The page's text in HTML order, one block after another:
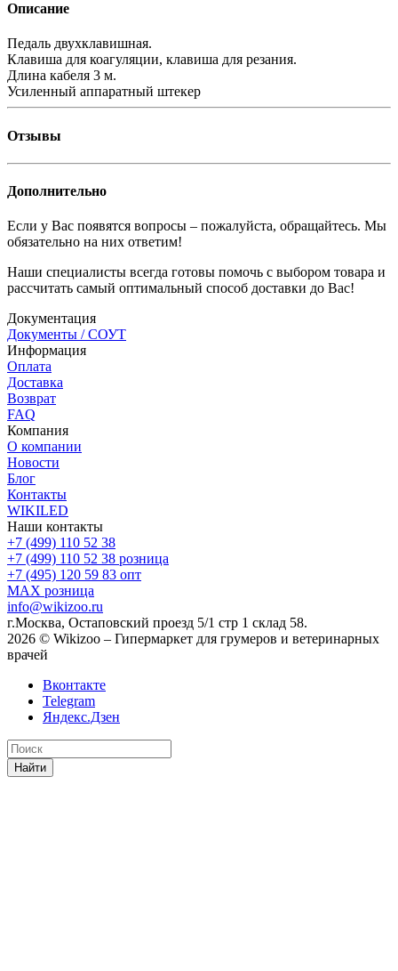
Описание
Педаль двухклавишная.
Клавиша для коагуляции, клавиша для резания.
Длина кабеля 3 м.
Усиленный аппаратный штекер
Отзывы
Дополнительно
Если у Вас появятся вопросы – пожалуйста, обращайтесь. Мы
обязательно на них ответим!
Наши специалисты всегда готовы помочь с выбором товара и
рассчитать самый оптимальный способ доставки до Вас!
Документация
Документы / СОУТ
Информация
Оплата
Доставка
Возврат
FAQ
Компания
О компании
Новости
Блог
Контакты
WIKILED
Наши контакты
+7 (499) 110 52 38
+7 (499) 110 52 38 розница
+7 (495) 120 59 83 опт
MAX розница
info@wikizoo.ru
г.Москва, Остаповский проезд 5/1 стр 1 склад 58.
2026 © Wikizoo – Гипермаркет для грумеров и ветеринарных
врачей
Вконтакте
Telegram
Яндекс.Дзен
Найти